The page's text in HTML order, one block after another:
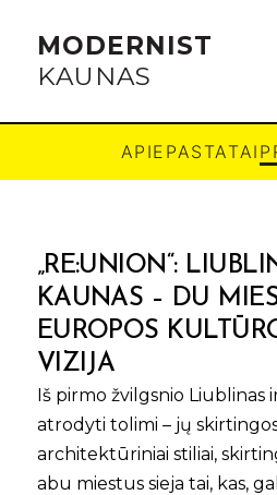
MODERNIST
KAUNAS
APIE PASTATAI
„RE:UNION“:
KAUNAS – DU
EUROPOS
VIZIJA
Iš pirmo žvilgsnio Liublinas
atrodyti tolimi – jų
architektūriniai stiliai,
abu miestus sieja tai, kas,